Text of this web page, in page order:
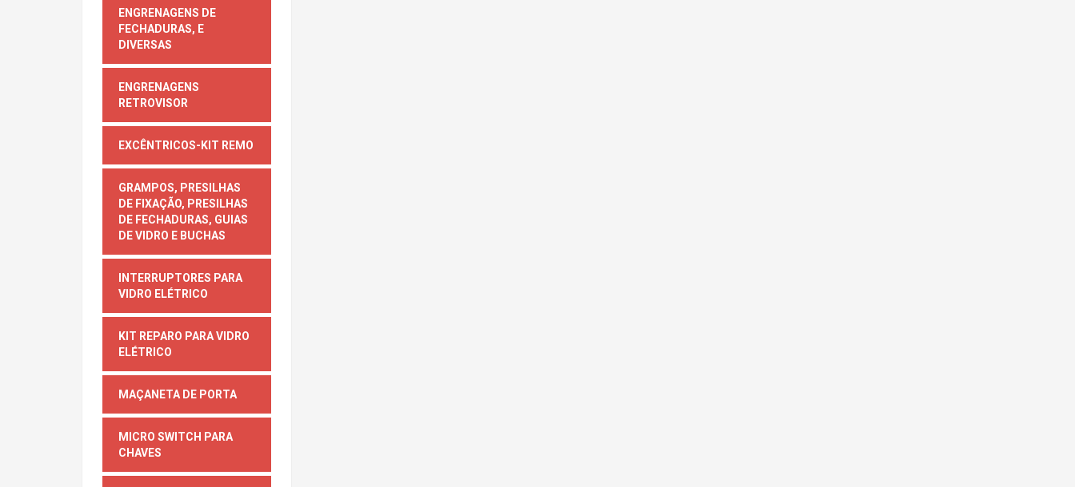
ENGRENAGENS DE
FECHADURAS, E
DIVERSAS
ENGRENAGENS
RETROVISOR
EXCÊNTRICOS-KIT REMO
GRAMPOS, PRESILHAS
DE FIXAÇÃO, PRESILHAS
DE FECHADURAS, GUIAS
DE VIDRO E BUCHAS
INTERRUPTORES PARA
VIDRO ELÉTRICO
KIT REPARO PARA VIDRO
ELÉTRICO
MAÇANETA DE PORTA
MICRO SWITCH PARA
CHAVES